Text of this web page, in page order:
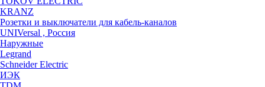
KRANZ
Розетки и выключатели для кабель-каналов
UNIVersal , Россия
Наружные
Legrand
Schneider Electric
ИЭК